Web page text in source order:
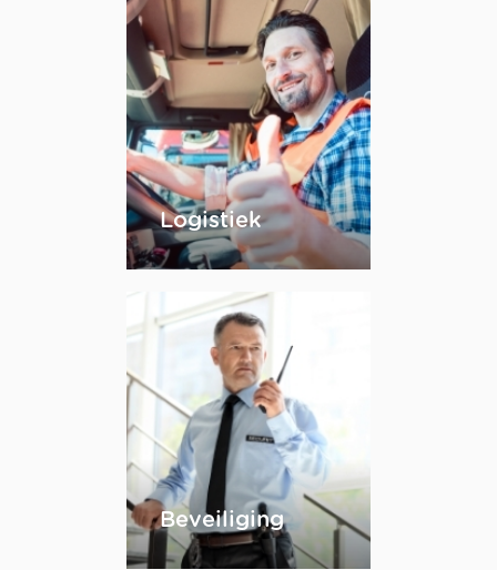
Logistiek
Beveiliging